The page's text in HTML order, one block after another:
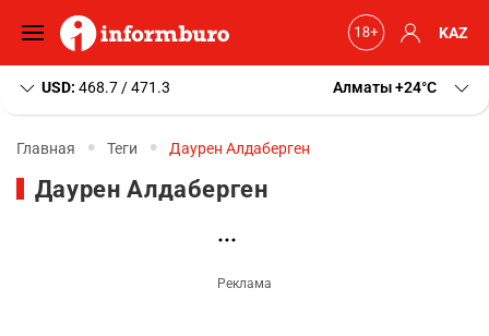
KAZ
USD: 468.7 / 471.3 Алматы+24 C
Главная Теги Даурен Алдаберген
Даурен Алдаберген